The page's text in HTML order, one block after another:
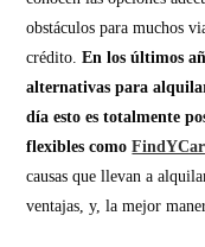
obstáculos para muchos
crédito.En los últimos
alternativas para
día esto es totalmente
flexibles comoFindYCar
causas que llevan a
ventajas, y, la mejor